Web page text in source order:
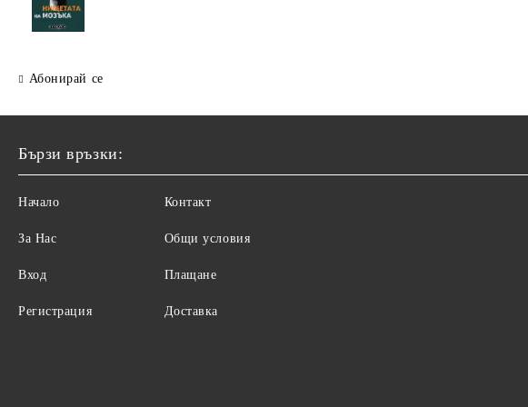
Абонирай се
Бързи връзки:
Начало
За Нас
Вход
Регистрация
Контакт
Общи условия
Плащане
Доставка